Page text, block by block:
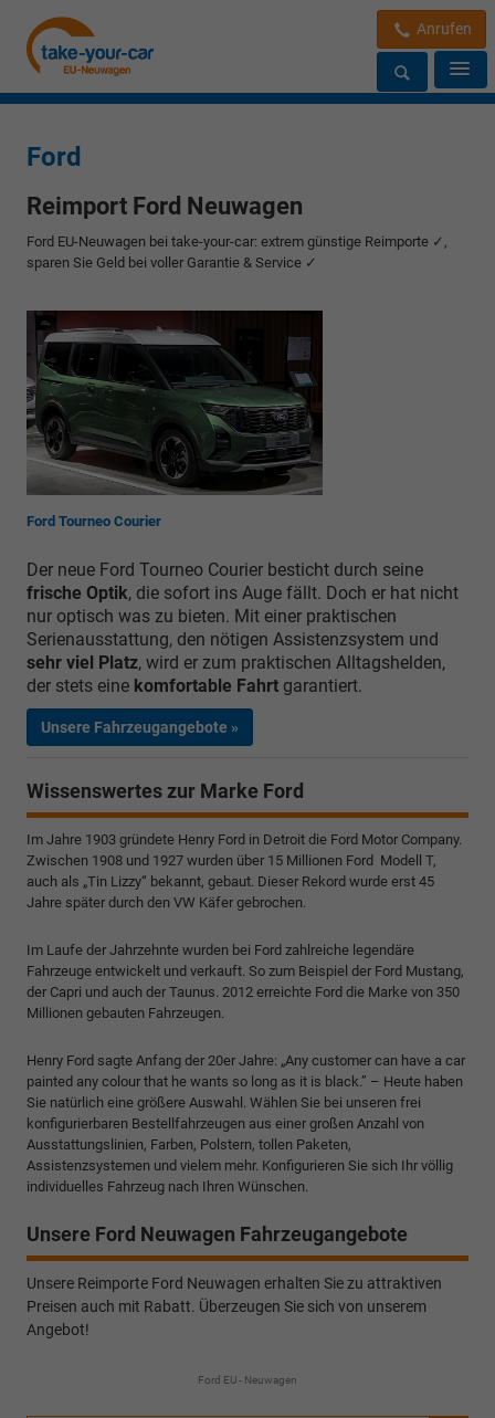
Anrufen
Ford
Reimport Ford Neuwagen
Ford EU-Neuwagen bei take-your-car: extrem günstige Reimporte ✓,
sparen Sie Geld bei voller Garantie & Service ✓
Ford Tourneo Courier
Der neue Ford Tourneo Courier besticht durch seine
frische Optik, die sofort ins Auge fällt. Doch er hat nicht
nur optisch was zu bieten. Mit einer praktischen
Serienausstattung, den nötigen Assistenzsystem und
sehr viel Platz, wird er zum praktischen Alltagshelden,
der stets eine komfortable Fahrt garantiert.
Unsere Fahrzeugangebote »
Wissenswertes zur Marke Ford
Im Jahre 1903 gründete Henry Ford in Detroit die Ford Motor Company.
Zwischen 1908 und 1927 wurden über 15 Millionen Ford Modell T,
auch als „Tin Lizzy“ bekannt, gebaut. Dieser Rekord wurde erst 45
Jahre später durch den VW Käfer gebrochen.
Im Laufe der Jahrzehnte wurden bei Ford zahlreiche legendäre
Fahrzeuge entwickelt und verkauft. So zum Beispiel der Ford Mustang,
der Capri und auch der Taunus. 2012 erreichte Ford die Marke von 350
Millionen gebauten Fahrzeugen.
Henry Ford sagte Anfang der 20er Jahre: „Any customer can have a car
painted any colour that he wants so long as it is black.” – Heute haben
Sie natürlich eine größere Auswahl. Wählen Sie bei unseren frei
konfigurierbaren Bestellfahrzeugen aus einer großen Anzahl von
Ausstattungslinien, Farben, Polstern, tollen Paketen,
Assistenzsystemen und vielem mehr. Konfigurieren Sie sich Ihr völlig
individuelles Fahrzeug nach Ihren Wünschen.
Unsere Ford Neuwagen Fahrzeugangebote
Unsere Reimporte Ford Neuwagen erhalten Sie zu attraktiven
Preisen auch mit Rabatt. Überzeugen Sie sich von unserem
Angebot!
Ford EU - Neuwagen